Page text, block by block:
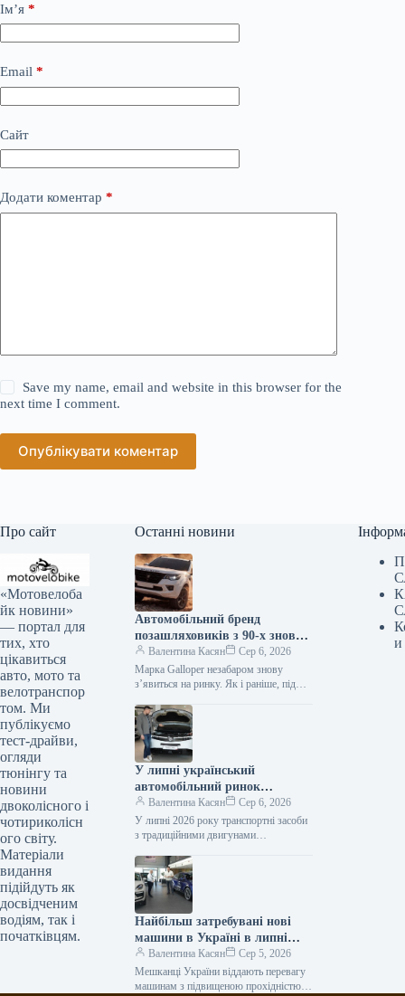
Ім’я *
Email *
Сайт
Додати коментар *
Save my name, email and website in this browser for the
next time I comment.
Опублікувати коментар
Про сайт
«Мотовелоба
йк новини»
— портал для
тих, хто
цікавиться
авто, мото та
велотранспор
том. Ми
публікуємо
тест-драйви,
огляди
тюнінгу та
новини
двоколісного і
чотириколісн
ого світу.
Матеріали
видання
підійдуть як
досвідченим
водіям, так і
початківцям.
Останні новини
Автомобільний бренд
позашляховиків з 90-х знову
з’явиться на ринку.
Валентина Касян
Сер 6, 2026
Марка Galloper незабаром знову
з’явиться на ринку. Як і раніше, під
випускатися автомобілі підвищеної
прохідності. Відродженням…
У липні український
автомобільний ринок
відзначився посиленням
позицій гібридних
автомобілів.
Валентина Касян
Сер 6, 2026
У липні 2026 року транспортні засоби
з традиційними двигунами
нових легкових автомобілів в Україні.
Минулого року…
Найбільш затребувані нові
машини в Україні в липні
2026 року
Валентина Касян
Сер 5, 2026
Мешканці України віддають перевагу
машинам з підвищеною прохідністю.
и